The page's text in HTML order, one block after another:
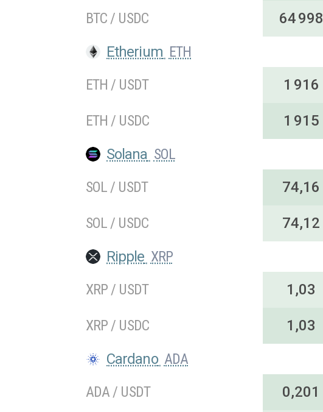
BTC / USDC 64 998
Etherium ETH
ETH / USDT
1 916
ETH / USDC 1 915
Solana SOL
SOL / USDT
74,16
SOL / USDC 74,12
Ripple XRP
XRP / USDT
1,03
XRP / USDC 1,03
Cardano ADA
ADA / USDT
0,201